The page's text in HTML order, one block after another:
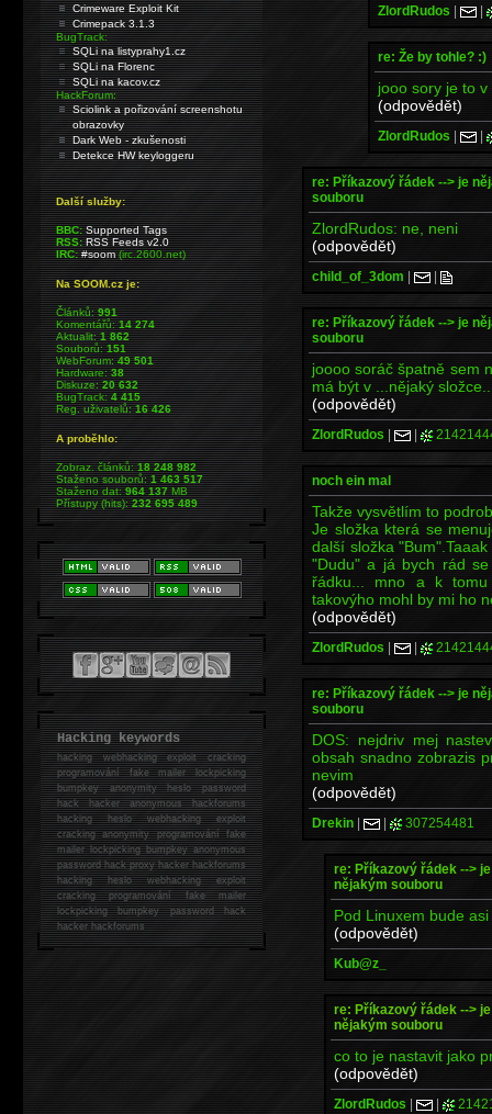
ZlordRudos | |
re: Že by tohle? :)
jooo sory je to
(odpovědět)
ZlordRudos | |
re: Příkazový řádek --> je
souboru
ZlordRudos: ne, neni
(odpovědět)
child_of_3dom | |
re: Příkazový řádek --> je
souboru
joooo soráč špatně sem
má být v ...nějaký
(odpovědět)
ZlordRudos | |
noch ein mal
Takže vysvětlím to
Je složka která se
další složka
"Dudu" a já bych rád
řádku... mno a k
takovýho mohl by mi ho
(odpovědět)
ZlordRudos | |
re: Příkazový řádek --> je
souboru
DOS: nejdriv mej
obsah snadno zobrazis
nevim
(odpovědět)
Drekin | | 307254481
re: Příkazový řádek -->
nějakým souboru
Pod Linuxem bude
(odpovědět)
Kub@z_
re: Příkazový řádek -->
nějakým souboru
co to je nastavit jako
(odpovědět)
ZlordRudos | |
Crimeware Exploit Kit
Crimepack 3.1.3
BugTrack:
SQLi na listyprahy1.cz
SQLi na Florenc
SQLi na kacov.cz
HackForum:
Sciolink a pořizování screenshotu
obrazovky
Dark Web - zkušenosti
Detekce HW keyloggeru
Další služby:
BBC: Supported Tags
RSS: RSS Feeds v2.0
IRC: #soom(irc.2600.net)
Na SOOM.cz je:
Článků:991
Komentářů:14 274
Aktualit:1 862
Souborů:151
WebForum:49 501
Hardware:38
Diskuze:20 632
BugTrack:4 415
Reg. uživatelů:16 426
A proběhlo:
Zobraz. článků:18 248 982
Staženo souborů:1 463 517
Staženo dat:964 137MB
Přístupy (hits):232 695 489
Hacking keywords
hackingwebhacking exploit cracking
programování fake mailer lockpicking
bumpkey anonymity heslo password
hackhacker anonymous hackforums
hackingheslo webhacking exploit
cracking anonymity programování fake
mailer lockpicking bumpkey anonymous
password hack proxy hacker hackforums
hacking heslo webhacking exploit
cracking programování fake mailer
lockpicking bumpkey password hack
hackerhackforums